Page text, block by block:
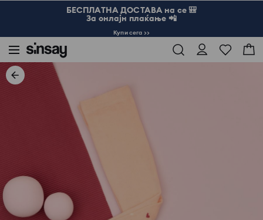
БЕСПЛАТНА ДОСТАВА на се 🎒
За онлајн плаќање 📲
Купи сега >>